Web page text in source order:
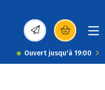
(s’ouvre dans une
Ouvert jusqu'à 19:00